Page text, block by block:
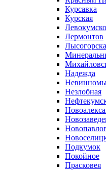
Курсавка
Курская
Лермонтов
Надежда
Незлобная
Подкумок
Покойное
Прасковея